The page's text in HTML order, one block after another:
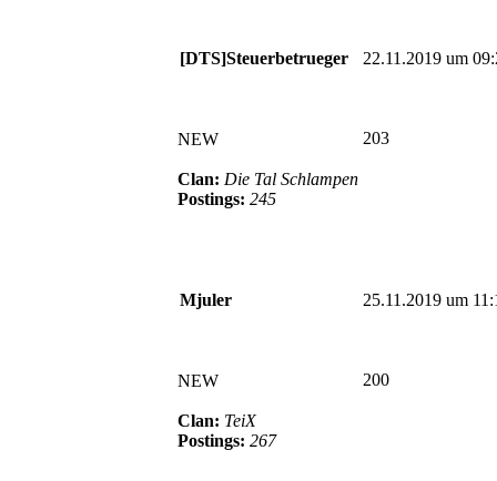
[DTS]Steuerbetrueger 22.11.2019 um
NEW
Clan: Die Tal Schlampen
Postings: 245
203
Mjuler 25.11.2019 um
NEW
Clan: TeiX
Postings: 267
200